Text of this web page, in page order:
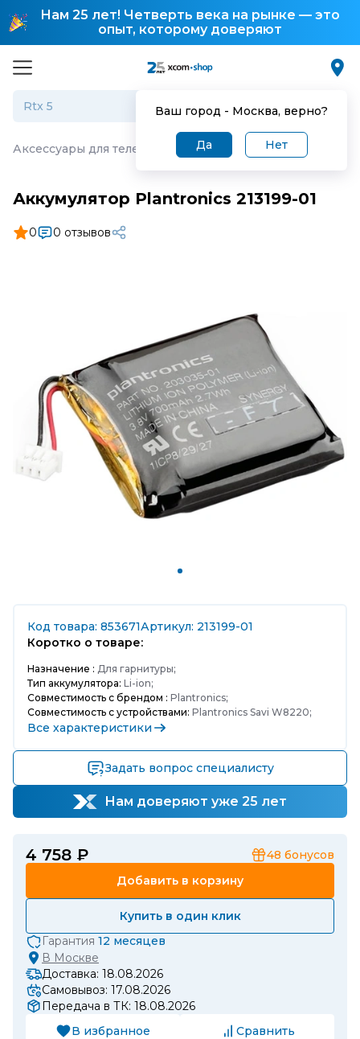
Нам 25 лет! Четверть века на рынке — это
опыт, которому доверяют
Ваш город - Москва, верно?
Да Нет
Аксессуары для телефонии Аккумулятор Plantronics
Аккумулятор Plantronics 213199-01
0 0 отзывов
Код товара: 853671Артикул: 213199-01
Коротко о товаре:
Назначение : Для гарнитуры;
Тип аккумулятора: Li-ion;
Совместимость с брендом : Plantronics;
Совместимость с устройствами: Plantronics Savi W8220;
Все характеристики
Задать вопрос специалисту
Нам доверяют уже 25 лет
4 758 ₽ 48 бонусов
Добавить в корзину
Купить в один клик
Гарантия 12 месяцев
В Москве
Доставка: 18.08.2026
Самовывоз: 17.08.2026
Передача в ТК: 18.08.2026
В избранное
Сравнить